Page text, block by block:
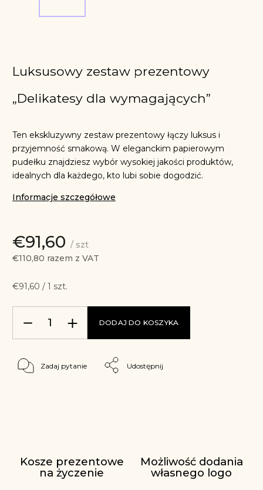
Luksusowy zestaw prezentowy
„Delikatesy dla wymagających”
Ten ekskluzywny zestaw prezentowy łączy luksus i
przyjemność smakową. W eleganckim papierowym
pudełku znajdziesz wybór wysokiej jakości produktów,
idealnych dla każdego, kto lubi sobie dogodzić.
Informacje szczegółowe
€91,60 / szt
€110,80 razem z VAT
€91,60 / 1 szt.
DODAJ DO KOSZYKA
Zadaj pytanie Udostępnij
Kosze prezentowe
na życzenie
Możliwość dodania
własnego logo